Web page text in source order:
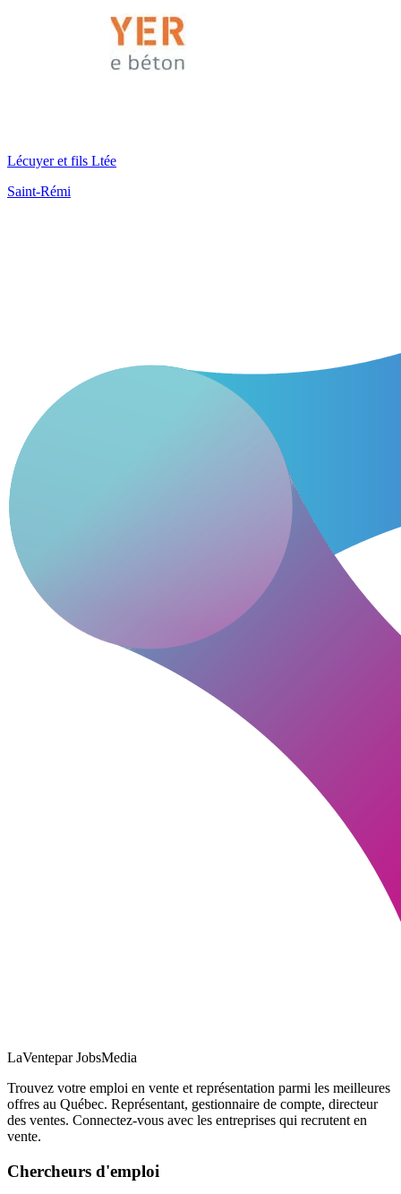
Lécuyer et fils Ltée
Saint-Rémi
LaVentepar JobsMedia
Trouvez votre emploi en vente et représentation parmi les meilleures
offres au Québec. Représentant, gestionnaire de compte, directeur
des ventes. Connectez-vous avec les entreprises qui recrutent en
vente.
Chercheurs d'emploi